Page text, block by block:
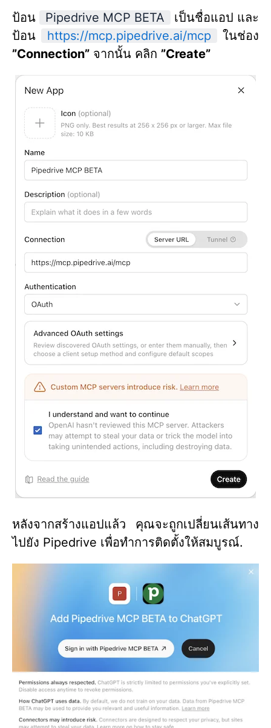
ป้อน Pipedrive MCP BETA
เป็นชื่อแอป และ
ป้อน
https://mcp.pipedrive.ai/mcp
ในช่อง
”Connection” จากนั้น คลิก ”Create”
หลังจากสร้างแอปแล้ว คุณจะถูกเปลี่ยนเส้นทาง
ไปยัง Pipedrive เพื่อทำการติดตั้งให้สมบูรณ์.